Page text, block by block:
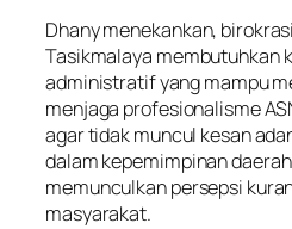
Dhany menekankan,
Tasikmalaya membutuhkan
administratif yang mampu
menjaga profesionalisme
agar tidak muncul kesan
dalam kepemimpinan
memunculkan persepsi
masyarakat.